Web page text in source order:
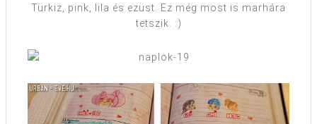
Türkiz, pink, lila és ezüst. Ez még most is marhára
tetszik. :)